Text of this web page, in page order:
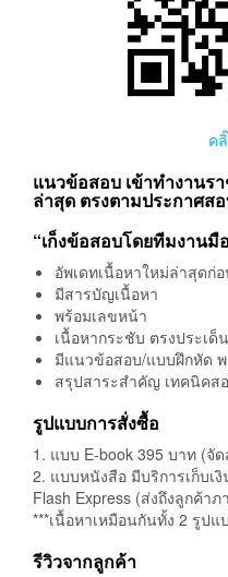
ค
แนวข้อสอบ เข้าทำงานร
ล่าสุด ตรงตามประกาศส
“เก็งข้อสอบโดยทีมงานมื
อัพเดทเนื้อหาใหม่ล่าสุดก่
มีสารบัญเนื้อหา
พร้อมเลขหน้า
เนื้อหากระชับ ตรงประเด็น
มีแนวข้อสอบ/แบบฝึกหัด
สรุปสาระสำคัญ เทคนิค
รูปแบบการสั่งซื้อ
1. แบบ E-book 395 บาท (จั
2. แบบหนังสือ มีบริการเก็บเ
Flash Express (ส่งถึงลูกค้า
***เนื้อหาเหมือนกันทั้ง 2 รูปแ
รีวิวจากลูกค้า